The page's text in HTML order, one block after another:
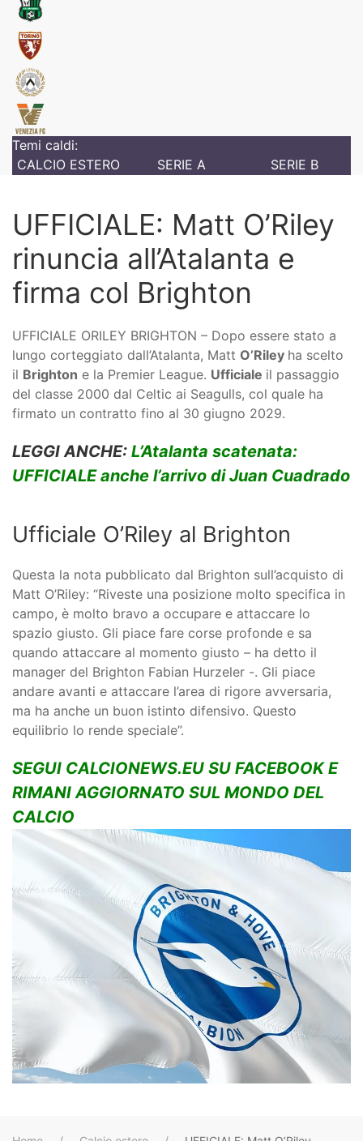
Temi caldi:
CALCIO ESTERO
SERIE A SERIE B
UFFICIALE: Matt O’Riley
rinuncia all’Atalanta e
firma col Brighton
UFFICIALE ORILEY BRIGHTON – Dopo essere stato a
lungo corteggiato dall’Atalanta, Matt O’Riley ha scelto
il Brighton e la Premier League. Ufficiale il passaggio
del classe 2000 dal Celtic ai Seagulls, col quale ha
firmato un contratto fino al 30 giugno 2029.
LEGGI ANCHE: L’Atalanta scatenata:
UFFICIALE anche l’arrivo di Juan Cuadrado
Ufficiale O’Riley al Brighton
Questa la nota pubblicato dal Brighton sull’acquisto di
Matt O’Riley: “Riveste una posizione molto specifica in
campo, è molto bravo a occupare e attaccare lo
spazio giusto. Gli piace fare corse profonde e sa
quando attaccare al momento giusto – ha detto il
manager del Brighton Fabian Hurzeler -. Gli piace
andare avanti e attaccare l’area di rigore avversaria,
ma ha anche un buon istinto difensivo. Questo
equilibrio lo rende speciale”.
SEGUI CALCIONEWS.EU SU FACEBOOK E
RIMANI AGGIORNATO SUL MONDO DEL
CALCIO